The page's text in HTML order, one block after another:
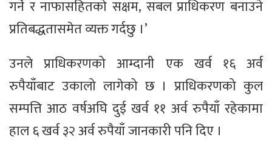
गर्ने र नाफासहितको सक्षम, सबल प्राधिकरण बनाउने
प्रतिबद्धतासमेत व्यक्त गर्दछु ।’
उनले प्राधिकरणको आम्दानी एक खर्व १६ अर्व
रुपैयाँबाट उकालो लागेको छ । प्राधिकरणको कुल
सम्पत्ति आठ वर्षअघि दुई खर्व ११ अर्व रुपैयाँ रहेकामा
हाल ६ खर्व ३२ अर्व रुपैयाँ जानकारी पनि दिए ।